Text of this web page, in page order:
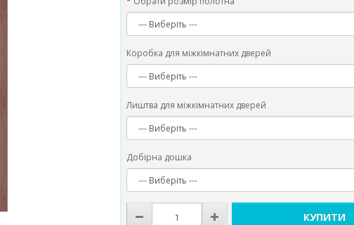
Коробка для міжкімнатних дверей
Лиштва для міжкімнатних дверей
Добірна дошка
КУПИТИ